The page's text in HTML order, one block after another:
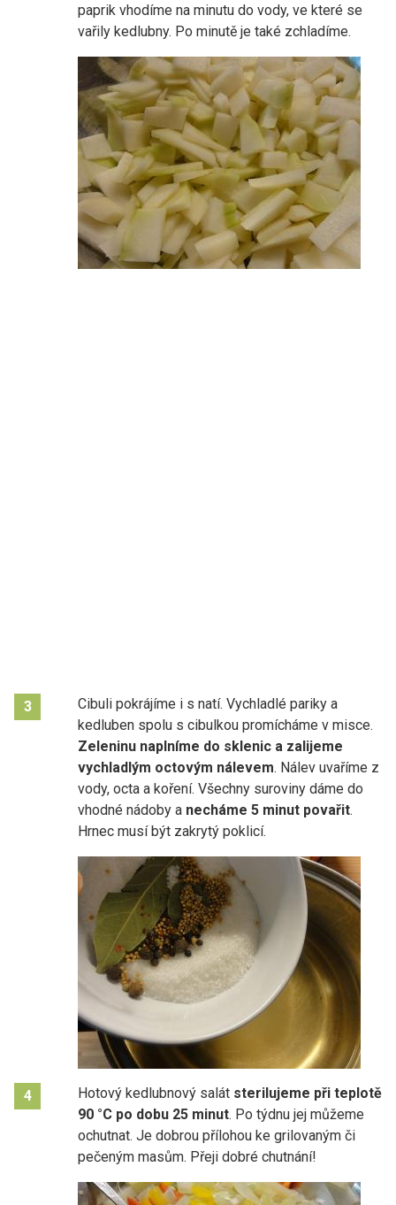
paprik vhodíme na minutu do vody, ve které se
vařily kedlubny. Po minutě je také zchladíme.
3
Cibuli pokrájíme i s natí. Vychladlé pariky a
kedluben spolu s cibulkou promícháme v misce.
Zeleninu naplníme do sklenic a zalijeme
vychladlým octovým nálevem. Nálev uvaříme z
vody, octa a koření. Všechny suroviny dáme do
vhodné nádoby a necháme 5 minut povařit.
Hrnec musí být zakrytý poklicí.
4 Hotový kedlubnový salát sterilujeme při teplotě
90 °C po dobu 25 minut. Po týdnu jej můžeme
ochutnat. Je dobrou přílohou ke grilovaným či
pečeným masům. Přeji dobré chutnání!